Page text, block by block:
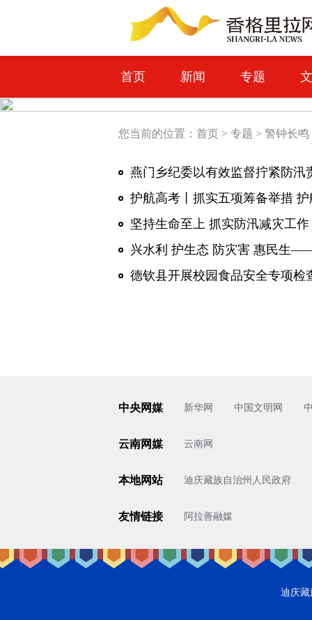
首页 新闻 专题
您当前的位置： 首页 > 专题 > 警钟长鸣
燕门乡纪委以有效监督拧紧防汛
坚持生命至上 抓实防汛减灾工作
德钦县开展校园食品安全专项检
中央网媒 新华网 中国文明网
云南网媒 云南网
本地网站 迪庆藏族自治州人民政府
友情链接 阿拉善融媒
迪庆